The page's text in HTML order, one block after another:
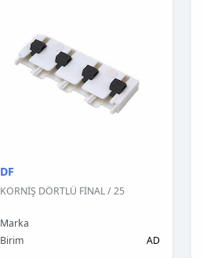
DF
KORNİŞ DÖRTLÜ FİNAL / 25
Marka
Birim
AD